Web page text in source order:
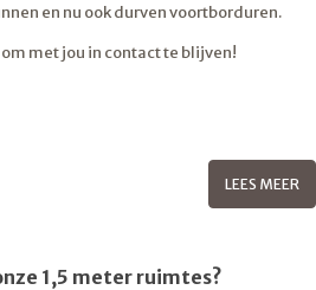
en nu ook durven voortborduren.
met jou in contact te blijven!
LEES MEER
1,5 meter ruimtes?